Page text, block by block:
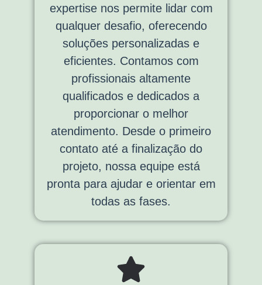
expertise nos permite lidar com
qualquer desafio, oferecendo
soluções personalizadas e
eficientes. Contamos com
profissionais altamente
qualificados e dedicados a
proporcionar o melhor
atendimento. Desde o primeiro
contato até a finalização do
projeto, nossa equipe está
pronta para ajudar e orientar em
todas as fases.